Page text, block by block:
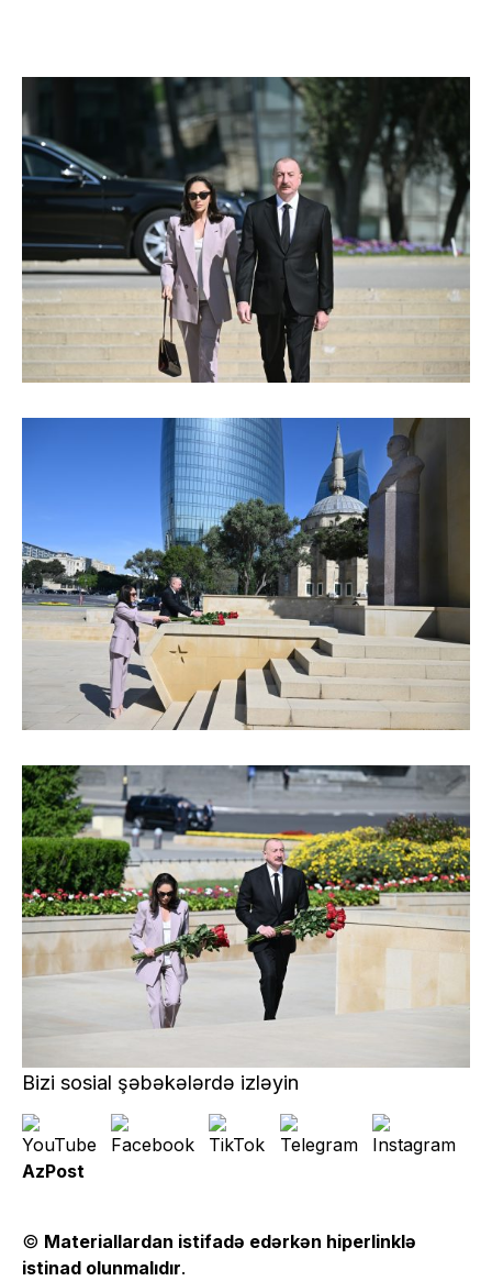
Bizi sosial şəbəkələrdə izləyin
AzPost
© Materiallardan istifadə edərkən hiperlinklə
istinad olunmalıdır.